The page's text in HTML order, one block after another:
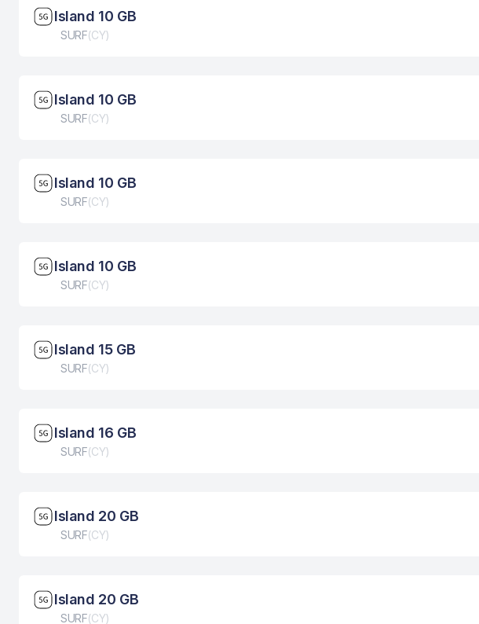
Brzina mreže: 5G
Island 10 GB
Tip eSIM kartice
SURF(CY)
Brzina mreže: 5G
Island 10 GB
Tip eSIM kartice
SURF(CY)
Brzina mreže: 5G
Island 10 GB
Tip eSIM kartice
SURF(CY)
Brzina mreže: 5G
Island 10 GB
Tip eSIM kartice
SURF(CY)
Brzina mreže: 5G
Island 15 GB
Tip eSIM kartice
SURF(CY)
Brzina mreže: 5G
Island 16 GB
Tip eSIM kartice
SURF(CY)
Brzina mreže: 5G
Island 20 GB
Tip eSIM kartice
SURF(CY)
Brzina mreže: 5G
Island 20 GB
Tip eSIM kartice
SURF(CY)